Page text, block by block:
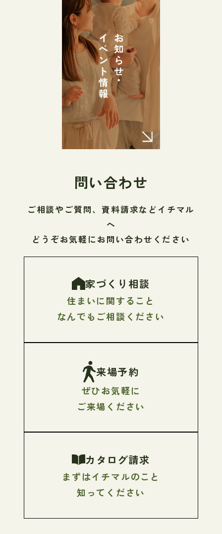
問い合わせ
ご相談やご質問、資料請求などイチマル
へ
どうぞお気軽にお問い合わせください
家づくり相談
住まいに関すること
なんでもご相談ください
来場予約
ぜひお気軽に
ご来場ください
カタログ請求
まずはイチマルのこと
知ってください